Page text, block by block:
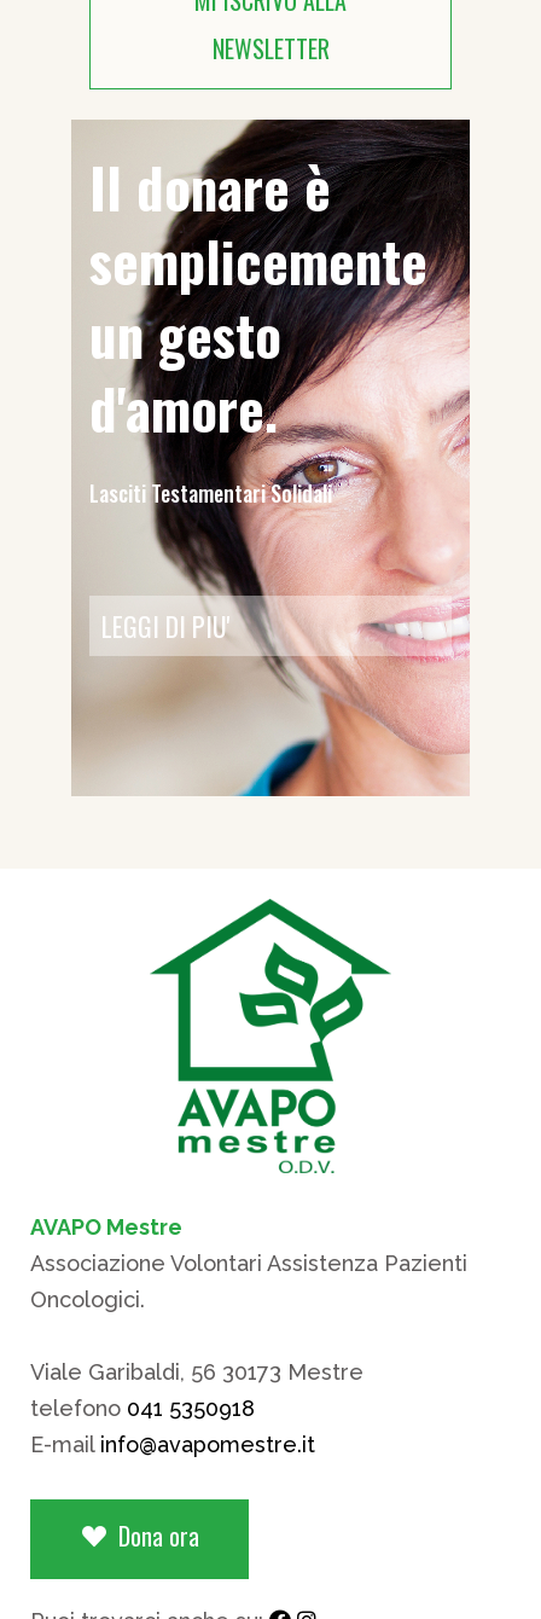
NEWSLETTER
Il donare è
semplicemente
un gesto
d'amore.
Lasciti Testamentari Solidali
LEGGI DI PIU'
AVAPO Mestre
Associazione Volontari Assistenza Pazienti
Oncologici.
Viale Garibaldi, 56 30173 Mestre
telefono 041 5350918
E-mail info@avapomestre.it
Dona ora